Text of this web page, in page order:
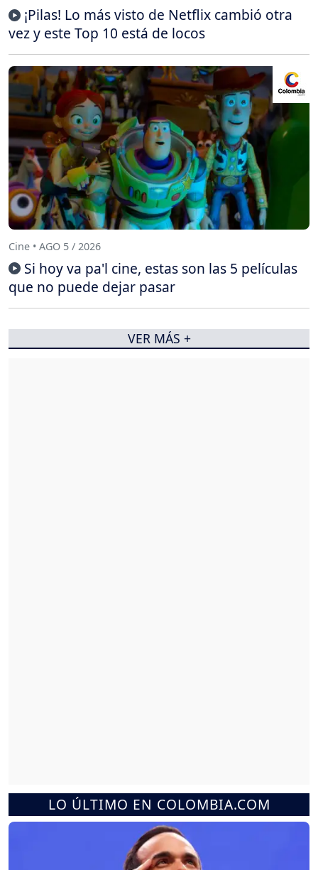
LO ÚLTIMO EN COLOMBIA.COM
¡Pilas! Lo más visto de Netflix cambió otra
vez y este Top 10 está de locos
Cine • AGO 5 / 2026
Si hoy va pa'l cine, estas son las 5 películas
que no puede dejar pasar
VER MÁS +